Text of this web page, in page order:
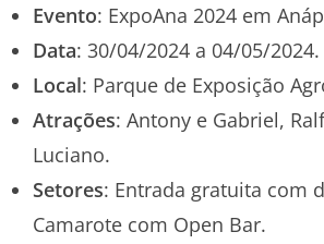
Evento: ExpoAna 2024 em
Data: 30/04/2024 a 04/05/2024.
Local: Parque de Exposição
Atrações: Antony e Gabriel,
Luciano.
Setores: Entrada gratuita com
Camarote com Open Bar.